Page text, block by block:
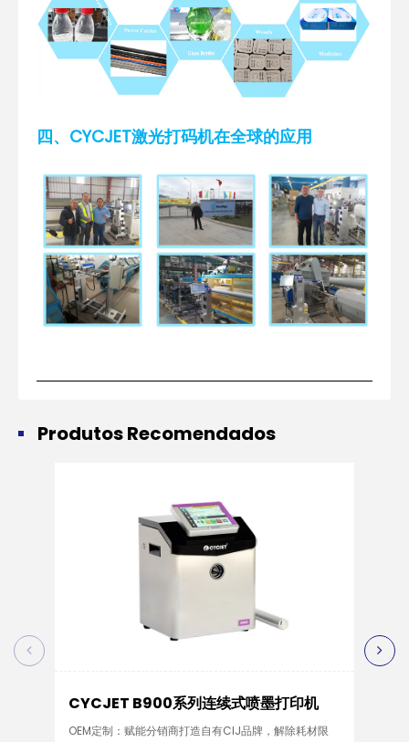
四、CYCJET激光打码机在全球的应用
Produtos Recomendados
CYCJET B900系列连续式喷墨打印机
OEM定制：赋能分销商打造自有CIJ品牌，解除耗材限